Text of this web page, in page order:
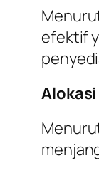
efektif